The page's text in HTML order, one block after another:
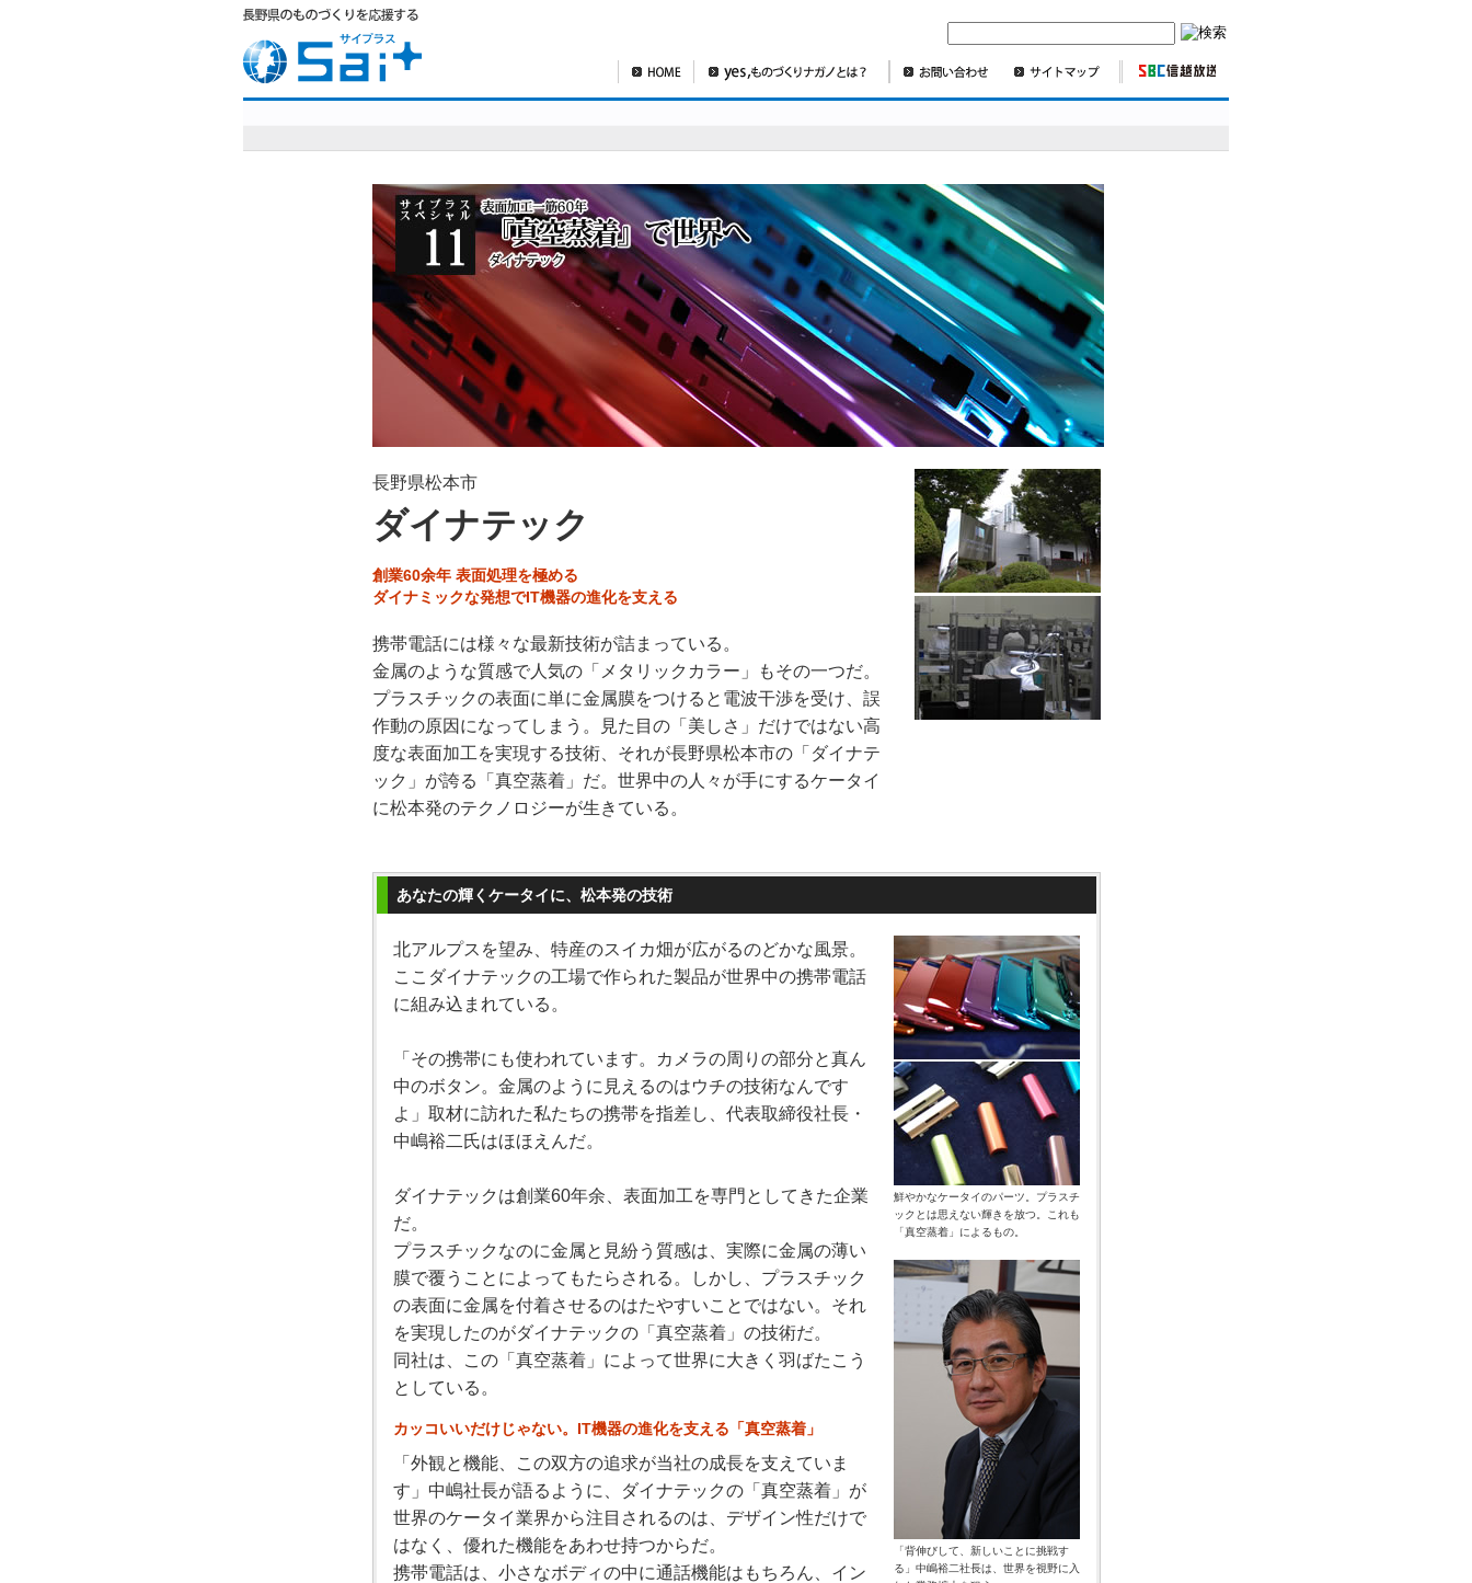
長野県松本市
ダイナテック
創業60余年 表面処理を極める
ダイナミックな発想でIT機器の進化を支える
携帯電話には様々な最新技術が詰まっている。
金属のような質感で人気の「メタリックカラー」もその一つだ。
プラスチックの表面に単に金属膜をつけると電波干渉を受け、誤
作動の原因になってしまう。見た目の「美しさ」だけではない高
度な表面加工を実現する技術、それが長野県松本市の「ダイナテ
ック」が誇る「真空蒸着」だ。世界中の人々が手にするケータイ
に松本発のテクノロジーが生きている。
あなたの輝くケータイに、松本発の技術
北アルプスを望み、特産のスイカ畑が広がるのどかな風景。
ここダイナテックの工場で作られた製品が世界中の携帯電話
に組み込まれている。
「その携帯にも使われています。カメラの周りの部分と真ん
中のボタン。金属のように見えるのはウチの技術なんです
よ」取材に訪れた私たちの携帯を指差し、代表取締役社長・
中嶋裕二氏はほほえんだ。
ダイナテックは創業60年余、表面加工を専門としてきた企業
だ。
プラスチックなのに金属と見紛う質感は、実際に金属の薄い
膜で覆うことによってもたらされる。しかし、プラスチック
の表面に金属を付着させるのはたやすいことではない。それ
を実現したのがダイナテックの「真空蒸着」の技術だ。
同社は、この「真空蒸着」によって世界に大きく羽ばたこう
としている。
カッコいいだけじゃない。IT機器の進化を支える「真空蒸着」
「外観と機能、この双方の追求が当社の成長を支えていま
す」中嶋社長が語るように、ダイナテックの「真空蒸着」が
世界のケータイ業界から注目されるのは、デザイン性だけで
はなく、優れた機能をあわせ持つからだ。
携帯電話は、小さなボディの中に通話機能はもちろん、イン
鮮やかなケータイのパーツ。プラスチ
ックとは思えない輝きを放つ。これも
「真空蒸着」によるもの。
「背伸びして、新しいことに挑戦す
る」中嶋裕二社長は、世界を視野に入